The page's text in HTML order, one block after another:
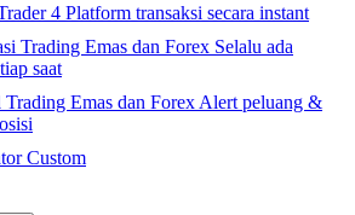
4 Platform transaksi secara instant
Trading Emas dan Forex Selalu ada
saat
Trading Emas dan Forex Alert peluang &
Custom